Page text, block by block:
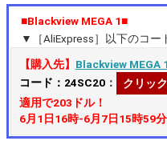
■Blackview MEGA 1■
▼［AliExpress］以下のコー
【購入先】 Blackview MEGA
コード：24SC20：
クリッ
適用で203ドル！
6月1日16時-6月7日15時59分